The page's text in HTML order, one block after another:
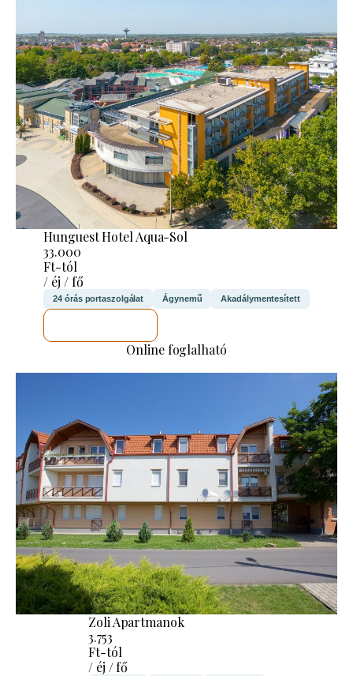
Hunguest Hotel Aqua-Sol
33.000
Ft-tól
/ éj / fő
24 órás portaszolgálat Ágynemű Akadálymentesített
Online foglalható
Zoli Apartmanok
3.753
Ft-tól
/ éj / fő